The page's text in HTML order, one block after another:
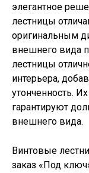
элегантное
лестницы
оригинальным
внешнего вида
лестницы
интерьера,
утонченность.
гарантируют
внешнего вида.
Винтовые
заказ «Под